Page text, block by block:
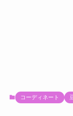
コーディネート